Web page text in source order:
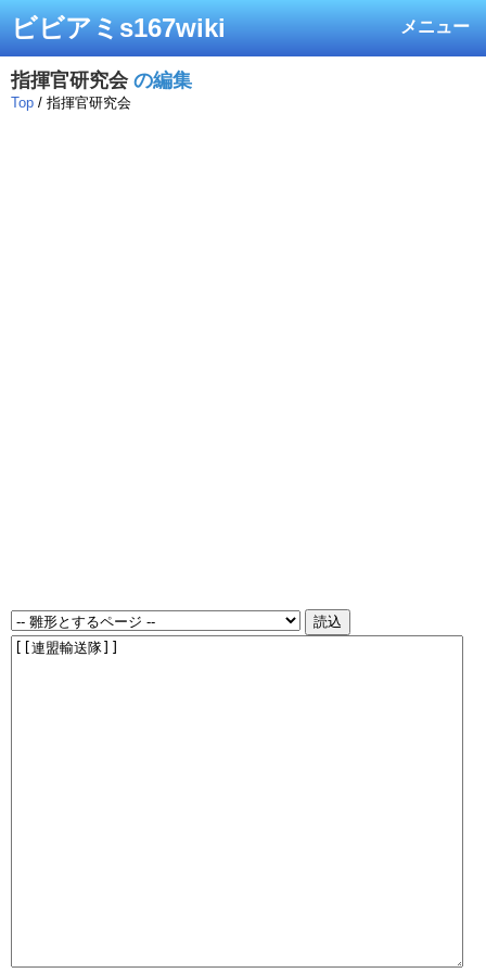
メニュー
ビビアミs167wiki
指揮官研究会の編集
Top / 指揮官研究会